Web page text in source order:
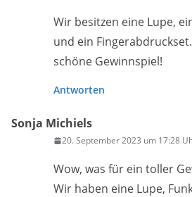
Wir besitzen eine Lupe,
und ein
schöne Gewinnspiel!
Antworten
Sonja Michiels
20. September 2023 um 17:28
Wow, was für ein toller
Wir haben eine Lupe,